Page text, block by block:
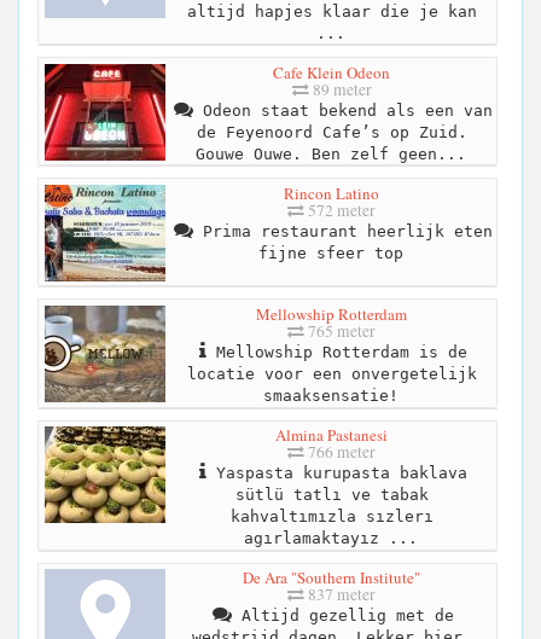
altijd hapjes klaar die je kan
...
Cafe Klein Odeon
89 meter
Odeon staat bekend als een van
de Feyenoord Cafe’s op Zuid.
Gouwe Ouwe. Ben zelf geen...
Rincon Latino
572 meter
Prima restaurant heerlijk eten
fijne sfeer top
Mellowship Rotterdam
765 meter
Mellowship Rotterdam is de
locatie voor een onvergetelijk
smaaksensatie!
Almina Pastanesi
766 meter
Yaspasta kurupasta baklava
sütlü tatlı ve tabak
kahvaltımızla sızlerı
agırlamaktayız ...
De Ara "Southern Institute"
837 meter
Altijd gezellig met de